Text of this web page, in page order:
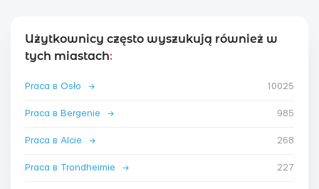
Użytkownicy często wyszukują również w
tych miastach:
Praca в Osło → 10025
Praca в Bergenie → 985
Praca в Alcie → 268
Praca в Trondheimie → 227